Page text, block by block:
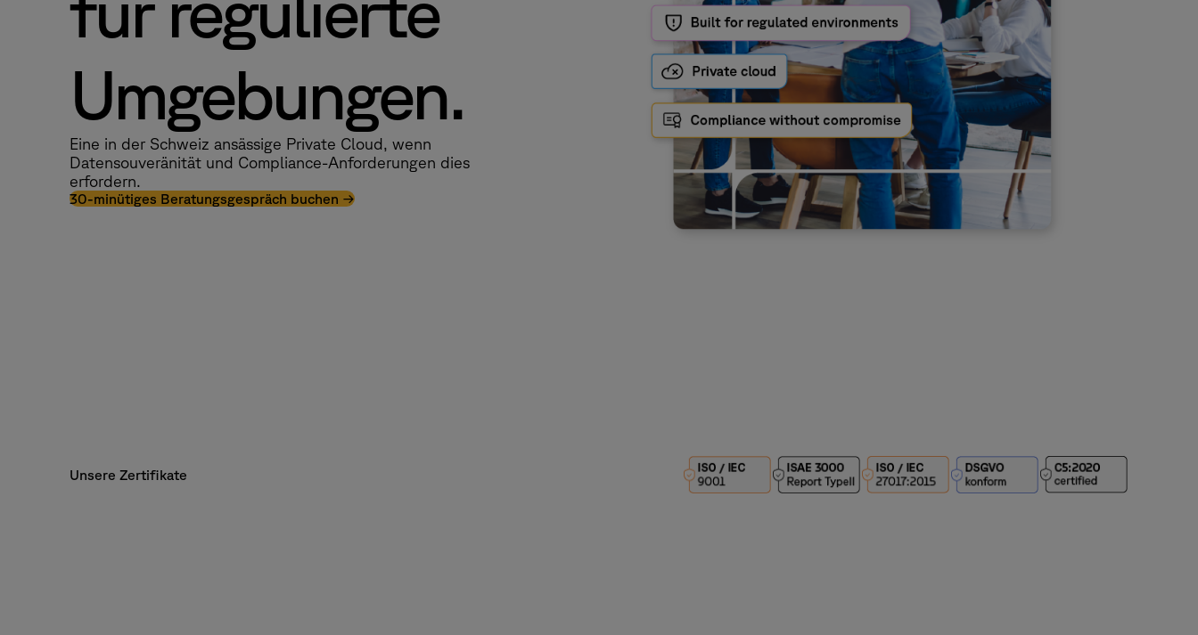
Umgebungen.
Eine in der Schweiz ansässige Private Cloud, wenn
Datensouveränität und Compliance-Anforderungen dies
erfordern.
30-minütiges Beratungsgespräch buchen →
Unsere Zertifikate